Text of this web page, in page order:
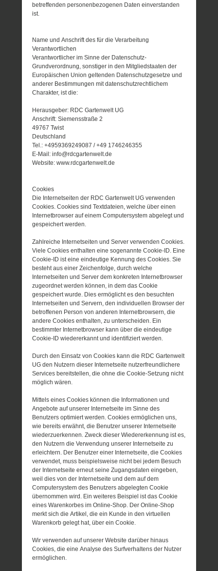
betreffenden personenbezogenen Daten einverstanden
ist.
Name und Anschrift des für die Verarbeitung
Verantwortlichen
Verantwortlicher im Sinne der Datenschutz-
Grundverordnung, sonstiger in den Mitgliedstaaten der
Europäischen Union geltenden Datenschutzgesetze und
anderer Bestimmungen mit datenschutzrechtlichem
Charakter, ist die:
Herausgeber: RDC Gartenwelt UG
Anschrift: Siemensstraße 2
49767 Twist
Deutschland
Tel.: +4959369249087 / +49 1746246355
E-Mail: info@rdcgartenwelt.de
Website: www.rdcgartenwelt.de
Cookies
Die Internetseiten der RDC Gartenwelt UG verwenden
Cookies. Cookies sind Textdateien, welche über einen
Internetbrowser auf einem Computersystem abgelegt und
gespeichert werden.
Zahlreiche Internetseiten und Server verwenden Cookies.
Viele Cookies enthalten eine sogenannte Cookie-ID. Eine
Cookie-ID ist eine eindeutige Kennung des Cookies. Sie
besteht aus einer Zeichenfolge, durch welche
Internetseiten und Server dem konkreten Internetbrowser
zugeordnet werden können, in dem das Cookie
gespeichert wurde. Dies ermöglicht es den besuchten
Internetseiten und Servern, den individuellen Browser der
betroffenen Person von anderen Internetbrowsern, die
andere Cookies enthalten, zu unterscheiden. Ein
bestimmter Internetbrowser kann über die eindeutige
Cookie-ID wiedererkannt und identifiziert werden.
Durch den Einsatz von Cookies kann die RDC Gartenwelt
UG den Nutzern dieser Internetseite nutzerfreundlichere
Services bereitstellen, die ohne die Cookie-Setzung nicht
möglich wären.
Mittels eines Cookies können die Informationen und
Angebote auf unserer Internetseite im Sinne des
Benutzers optimiert werden. Cookies ermöglichen uns,
wie bereits erwähnt, die Benutzer unserer Internetseite
wiederzuerkennen. Zweck dieser Wiedererkennung ist es,
den Nutzern die Verwendung unserer Internetseite zu
erleichtern. Der Benutzer einer Internetseite, die Cookies
verwendet, muss beispielsweise nicht bei jedem Besuch
der Internetseite erneut seine Zugangsdaten eingeben,
weil dies von der Internetseite und dem auf dem
Computersystem des Benutzers abgelegten Cookie
übernommen wird. Ein weiteres Beispiel ist das Cookie
eines Warenkorbes im Online-Shop. Der Online-Shop
merkt sich die Artikel, die ein Kunde in den virtuellen
Warenkorb gelegt hat, über ein Cookie.
Wir verwenden auf unserer Website darüber hinaus
Cookies, die eine Analyse des Surfverhaltens der Nutzer
ermöglichen.